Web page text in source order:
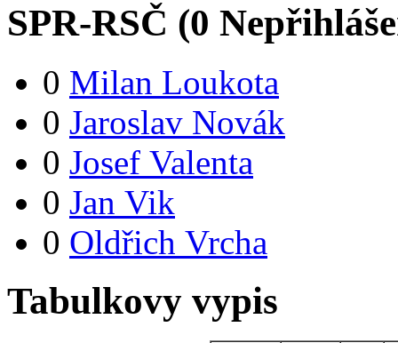
SPR-RSČ (0
0 Milan Loukota
0 Jaroslav Novák
0 Josef Valenta
0 Jan Vik
0 Oldřich Vrcha
Tabulkovy vypis